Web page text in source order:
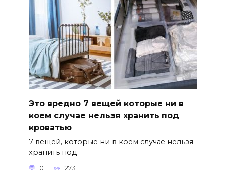
Это вредно 7 вещей которые ни в
коем случае нельзя хранить под
кроватью
7 вещей, которые ни в коем случае нельзя
хранить под
0 273